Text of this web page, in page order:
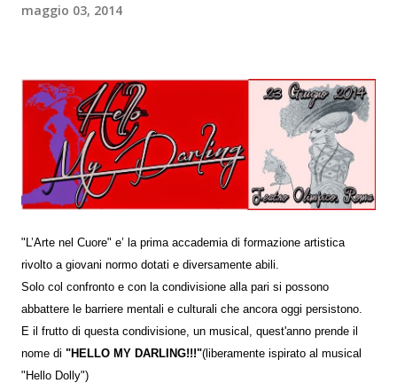
maggio 03, 2014
"L’Arte nel Cuore" e’ la prima accademia di formazione artistica
rivolto a giovani normo dotati e diversamente abili.
Solo col confronto e con la condivisione alla pari si possono
abbattere le barriere mentali e culturali che ancora oggi persistono.
E il frutto di questa condivisione, un musical, quest'anno prende il
nome di "HELLO MY DARLING!!!"(liberamente ispirato al musical
"Hello Dolly")